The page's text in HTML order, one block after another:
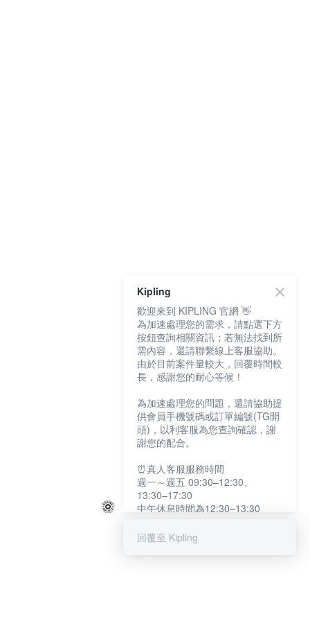
Kipling
歡迎來到 KIPLING 官網 👋
為加速處理您的需求，請點選下方
按鈕查詢相關資訊；若無法找到所
需內容，還請聯繫線上客服協助。
由於目前案件量較大，回覆時間較
長，感謝您的耐心等候！
為加速處理您的問題，還請協助提
供會員手機號碼或訂單編號(TG開
頭)，以利客服為您查詢確認，謝
謝您的配合。
⏰真人客服服務時間
週一～週五 09:30–12:30、
13:30–17:30
中午休息時間為12:30–13:30
提醒您：系統會自動已讀訊息，如
回覆至 Kipling